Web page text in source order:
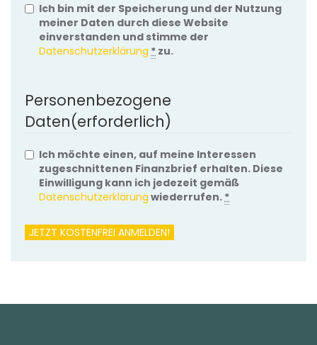
Ich bin mit der Speicherung und der Nutzung
meiner Daten durch diese Website
einverstanden und stimme der
Datenschutzerklärung * zu.
Personenbezogene
Daten(erforderlich)
Ich möchte einen, auf meine Interessen
zugeschnittenen Finanzbrief erhalten. Diese
Einwilligung kann ich jedezeit gemäß
Datenschutzerklärung wiederrufen. *